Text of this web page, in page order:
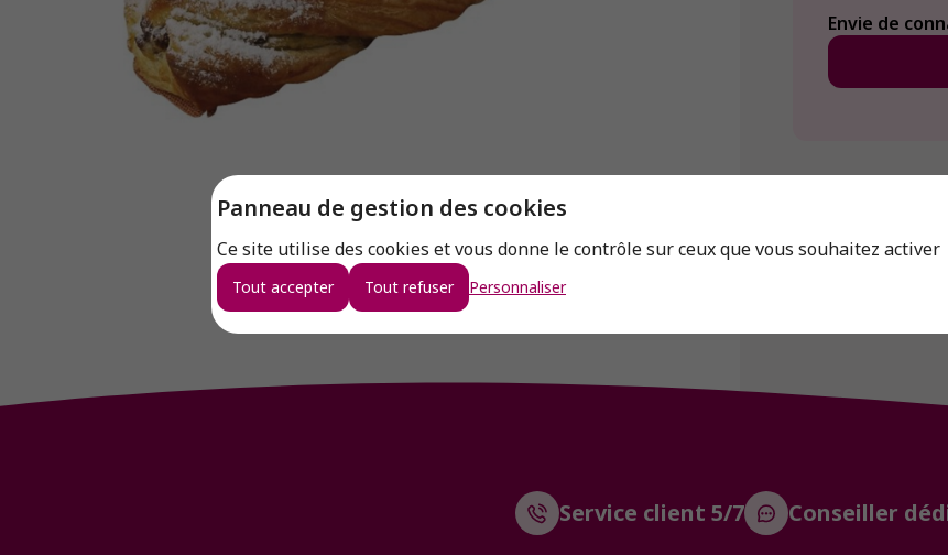
Panneau de gestion des cookies
Ce site utilise des cookies et vous donne le contrôle sur ceux que vous souhaitez activer
Tout accepter Tout refuser Personnaliser
Envie de
Service client 5/7 Conseiller